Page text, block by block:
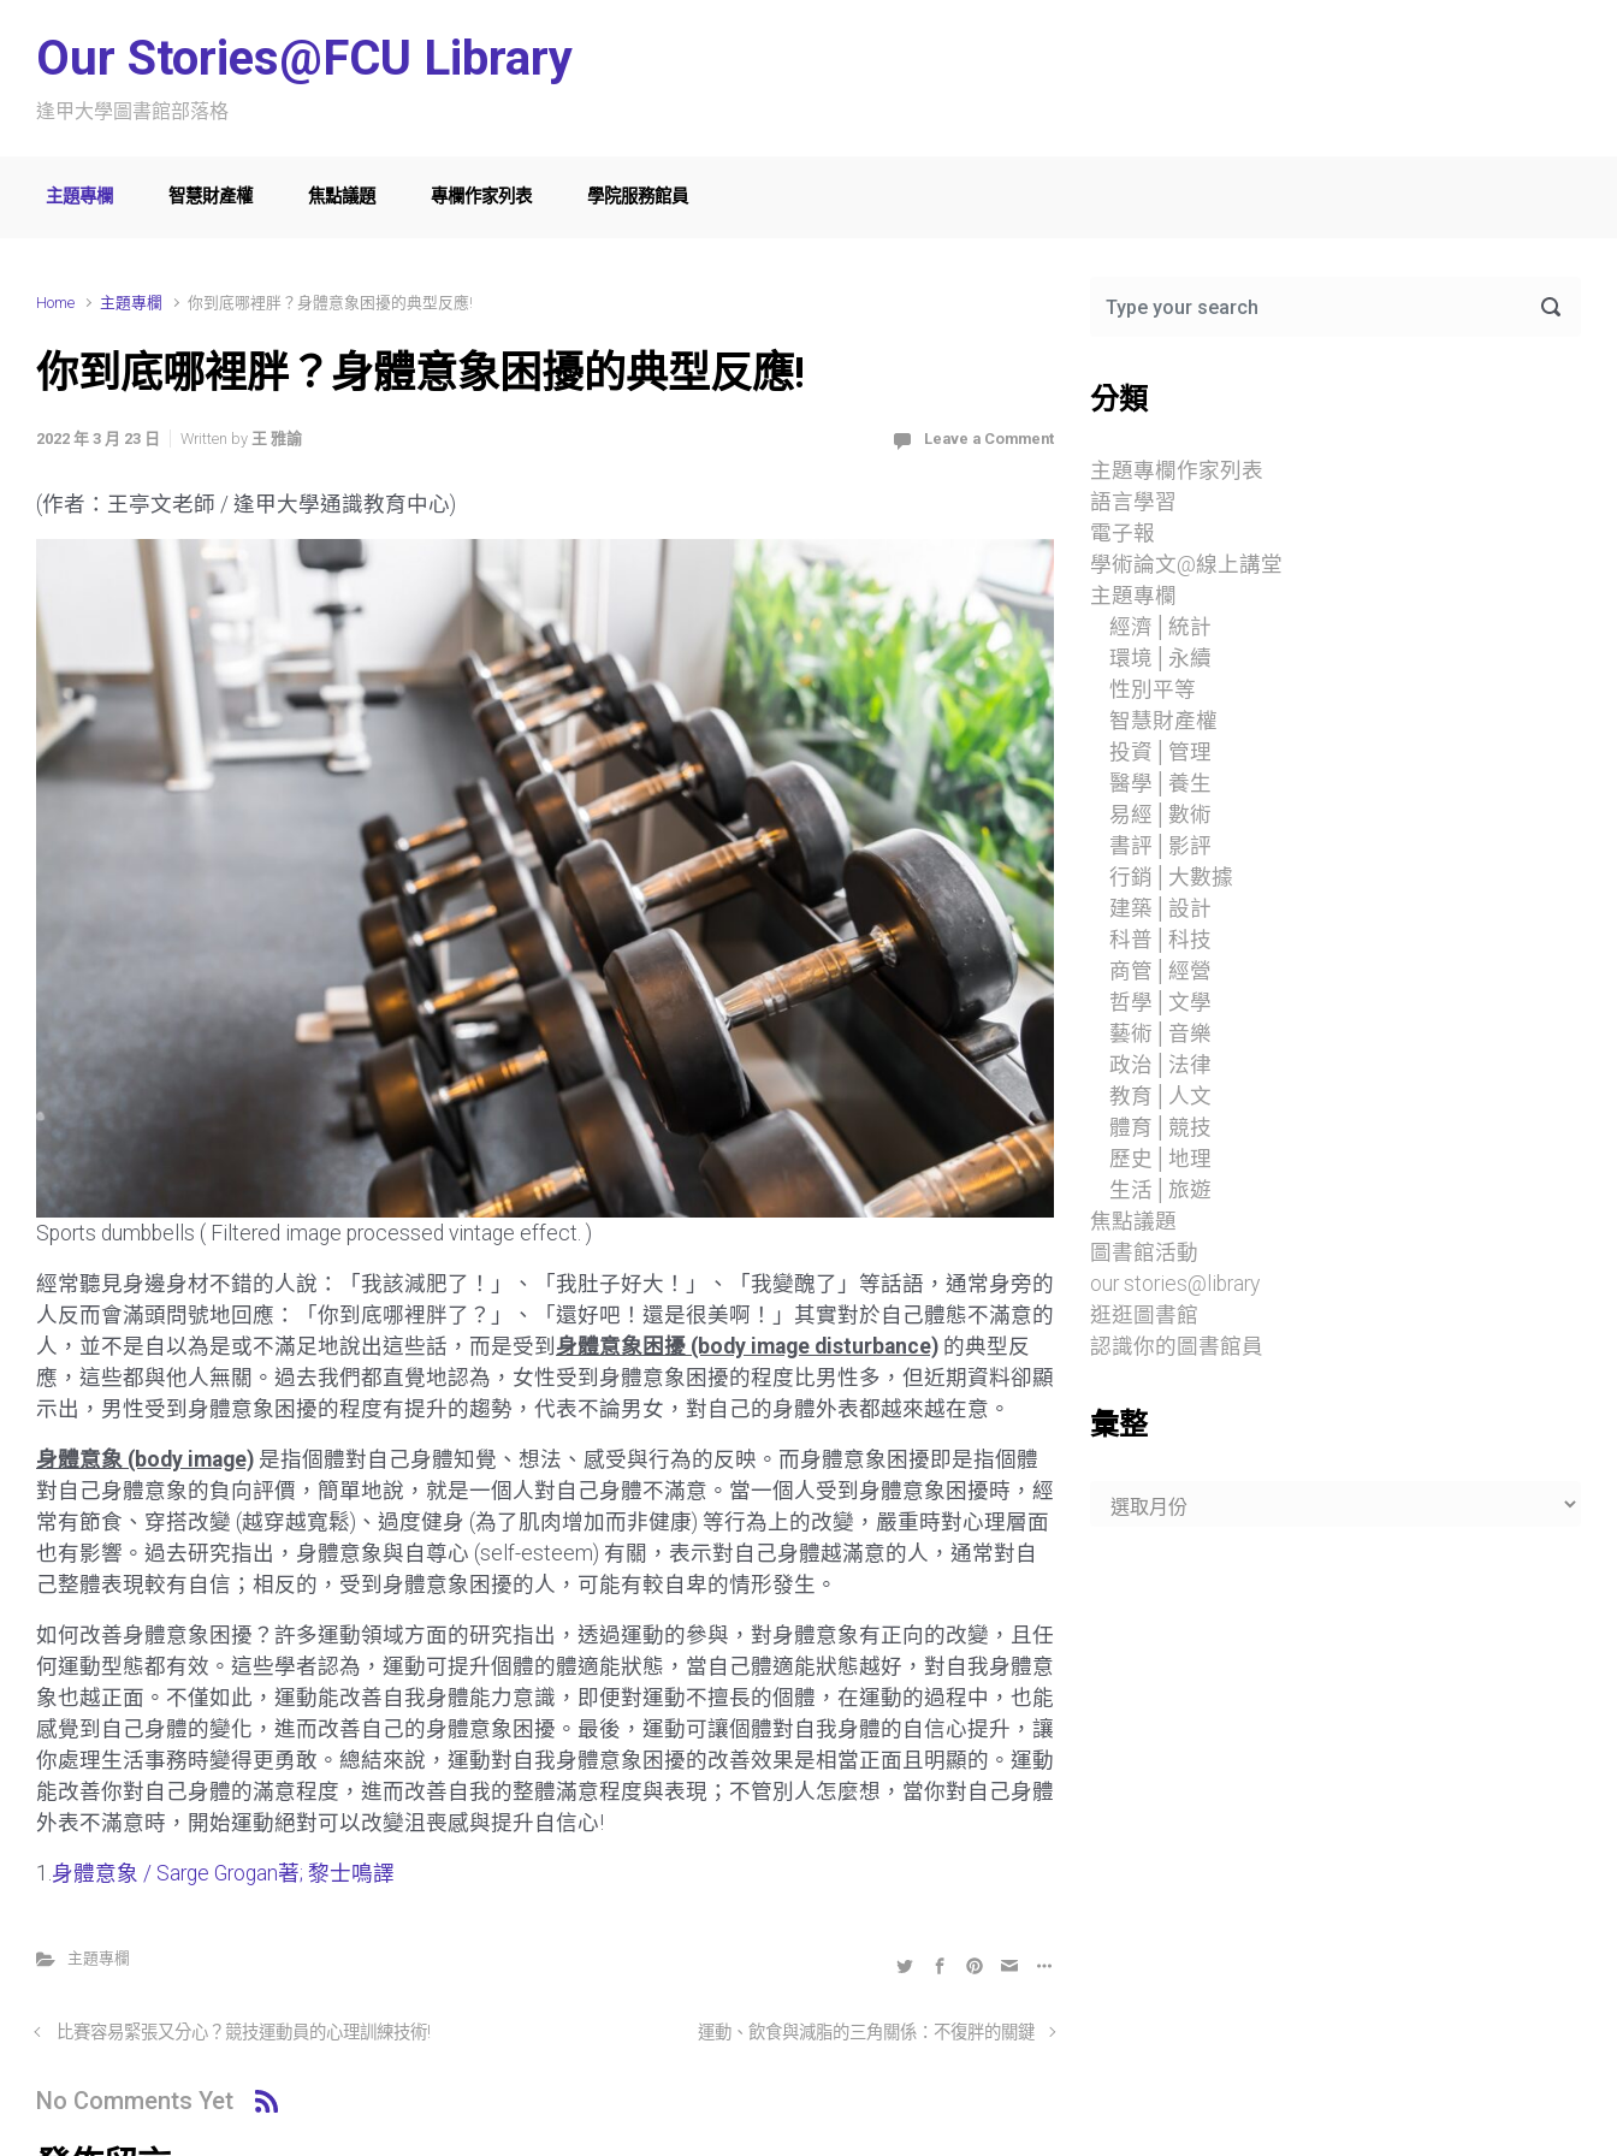
Our Stories@FCU Library
逢甲大學圖書館部落格
主題專欄 智慧財產權 焦點議題 專欄作家列表 學院服務館員
Home 主題專欄 你到底哪裡胖？身體意象困擾的典型反應!
你到底哪裡胖？身體意象困擾的典型反應!
2022 年 3 月 23 日 Written by 王 雅諭 Leave a Comment
(作者：王亭文老師 / 逢甲大學通識教育中心)
Sports dumbbells ( Filtered image processed vintage effect. )
經常聽見身邊身材不錯的人說：「我該減肥了！」、「我肚子好大！」、「我變醜了」等話語，通常身旁的
人反而會滿頭問號地回應：「你到底哪裡胖了？」、「還好吧！還是很美啊！」其實對於自己體態不滿意的
人，並不是自以為是或不滿足地說出這些話，而是受到 身體意象困擾 (body image disturbance) 的典型反
應，這些都與他人無關。過去我們都直覺地認為，女性受到身體意象困擾的程度比男性多，但近期資料卻顯
示出，男性受到身體意象困擾的程度有提升的趨勢，代表不論男女，對自己的身體外表都越來越在意。
身體意象 (body image) 是指個體對自己身體知覺、想法、感受與行為的反映。而身體意象困擾即是指個體
對自己身體意象的負向評價，簡單地說，就是一個人對自己身體不滿意。當一個人受到身體意象困擾時，經
常有節食、穿搭改變 (越穿越寬鬆)、過度健身 (為了肌肉增加而非健康) 等行為上的改變，嚴重時對心理層面
也有影響。過去研究指出，身體意象與自尊心 (self-esteem) 有關，表示對自己身體越滿意的人，通常對自
己整體表現較有自信；相反的，受到身體意象困擾的人，可能有較自卑的情形發生。
如何改善身體意象困擾？許多運動領域方面的研究指出，透過運動的參與，對身體意象有正向的改變，且任
何運動型態都有效。這些學者認為，運動可提升個體的體適能狀態，當自己體適能狀態越好，對自我身體意
象也越正面。不僅如此，運動能改善自我身體能力意識，即便對運動不擅長的個體，在運動的過程中，也能
感覺到自己身體的變化，進而改善自己的身體意象困擾。最後，運動可讓個體對自我身體的自信心提升，讓
你處理生活事務時變得更勇敢。總結來說，運動對自我身體意象困擾的改善效果是相當正面且明顯的。運動
能改善你對自己身體的滿意程度，進而改善自我的整體滿意程度與表現；不管別人怎麼想，當你對自己身體
外表不滿意時，開始運動絕對可以改變沮喪感與提升自信心!
1.身體意象 / Sarge Grogan著; 黎士鳴譯
主題專欄
比賽容易緊張又分心？競技運動員的心理訓練技術! 運動、飲食與減脂的三角關係：不復胖的關鍵
No Comments Yet
分類
主題專欄作家列表
語言學習
電子報
學術論文@線上講堂
主題專欄
經濟│統計
環境│永續
性別平等
智慧財產權
投資│管理
醫學│養生
易經│數術
書評│影評
行銷│大數據
建築│設計
科普│科技
商管│經營
哲學│文學
藝術│音樂
政治│法律
教育│人文
體育│競技
歷史│地理
生活│旅遊
焦點議題
圖書館活動
our stories@library
逛逛圖書館
認識你的圖書館員
彙整